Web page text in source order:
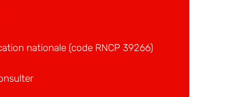
nationale (code RNCP 39266)